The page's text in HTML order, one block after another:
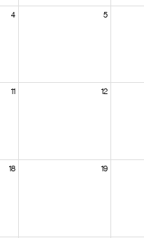
4 5
11 12
18 19